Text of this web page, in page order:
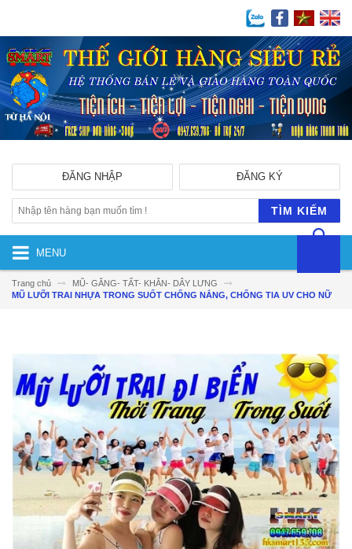
ĐĂNG KÝ
ĐĂNG NHẬP
TÌM KIẾM
MENU
Trang chủ
MŨ- GĂNG- TẤT- KHĂN- DÂY LƯNG
MŨ LƯỠI TRAI NHỰA TRONG SUỐT CHỐNG NẮNG, CHỐNG TIA UV CHO NỮ